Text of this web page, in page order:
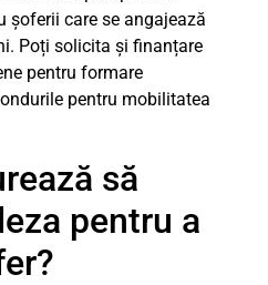
șoferii care se angajează
Poți solicita și finanțare
pentru formare
pentru mobilitatea
să
pentru a